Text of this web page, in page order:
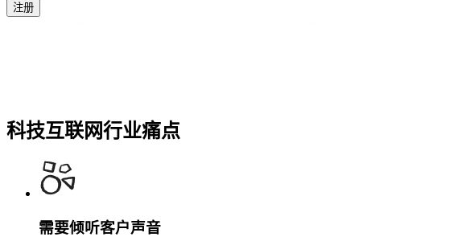
注册
科技互联网行业痛点
需要倾听客户声音